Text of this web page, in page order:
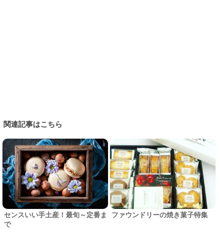
関連記事はこちら
センスいい手土産！最旬～定番ま
で
ファウンドリーの焼き菓子特集